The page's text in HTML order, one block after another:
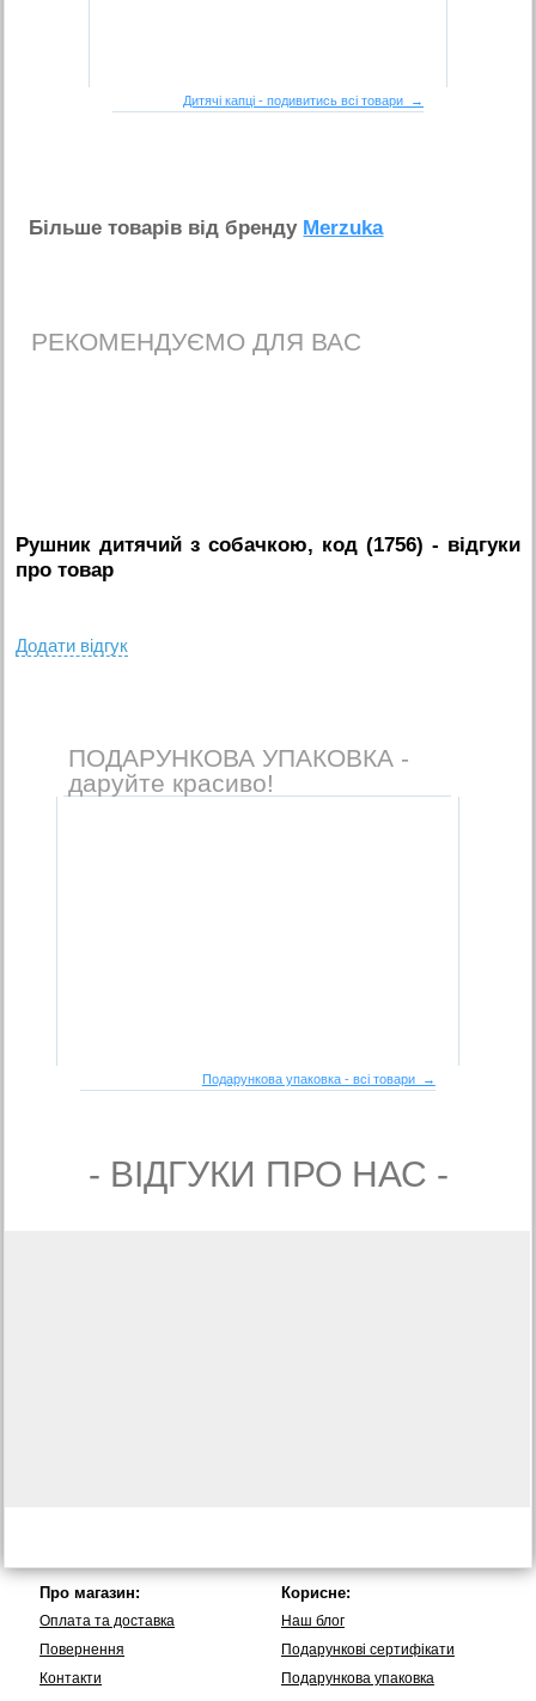
Дитячі капці - подивитись всі товари →
Бiльше товарiв вiд бренду Merzuka
РЕКОМЕНДУЄМО ДЛЯ ВАС
Рушник дитячий з собачкою, код (1756) - вiдгуки
про товар
Додати вiдгук
ПОДАРУНКОВА УПАКОВКА -
даруйте красиво!
Подарункова упаковка - всі товари →
- ВIДГУКИ ПРО НАС -
Про магазин:
Оплата та доставка
Повернення
Контакти
Корисне:
Наш блог
Подарункові сертифікати
Подарункова упаковка